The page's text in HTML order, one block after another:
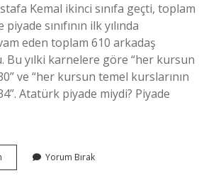
Kemal ikinci sınıfa geçti, toplam
sınıfının ilk yılında
eden toplam 610 arkadaş
Bu yılki karnelere göre “her kursun
ve “her kursun temel kurslarının
Atatürk piyade miydi? Piyade
Numarası
Yorum Bırak